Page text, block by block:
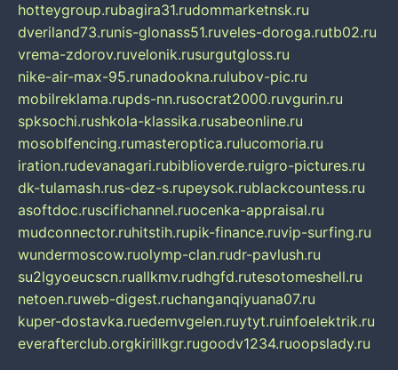
hotteygroup.rubagira31.rudommarketnsk.ru
dveriland73.runis-glonass51.ruveles-doroga.rutb02.ru
vrema-zdorov.ruvelonik.rusurgutgloss.ru
nike-air-max-95.runadookna.rulubov-pic.ru
mobilreklama.rupds-nn.rusocrat2000.ruvgurin.ru
spksochi.rushkola-klassika.rusabeonline.ru
mosoblfencing.rumasteroptica.rulucomoria.ru
iration.rudevanagari.rubiblioverde.ruigro-pictures.ru
dk-tulamash.rus-dez-s.rupeysok.rublackcountess.ru
asoftdoc.ruscifichannel.ruocenka-appraisal.ru
mudconnector.ruhitstih.rupik-finance.ruvip-surfing.ru
wundermoscow.ruolymp-clan.rudr-pavlush.ru
su2lgyoeucscn.ruallkmv.rudhgfd.rutesotomeshell.ru
netoen.ruweb-digest.ruchanganqiyuana07.ru
kuper-dostavka.ruedemvgelen.ruytyt.ruinfoelektrik.ru
everafterclub.orgkirillkgr.rugoodv1234.ruoopslady.ru